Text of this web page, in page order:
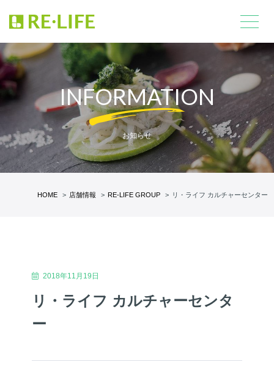
INFORMATION
お知らせ
HOME 店舗情報 RE-LIFE GROUP リ・ライフ カルチャーセンター
2018年11月19日
リ・ライフ カルチャーセンタ
ー